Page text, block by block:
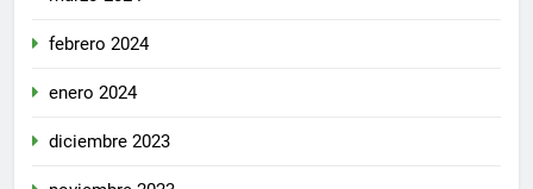
febrero 2024
enero 2024
diciembre 2023